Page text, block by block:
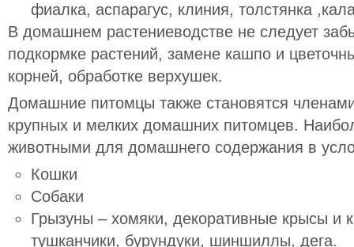
фиалка, аспарагус, клиния, толстянка
В домашнем растениеводстве не следует
подкормке растений, замене кашпо и
корней, обработке верхушек.
Домашние питомцы также становятся
крупных и мелких домашних питомцев.
животными для домашнего содержания в
Кошки
Собаки
Грызуны – хомяки, декоративные крысы и
тушканчики, бурундуки, шиншиллы, дега.